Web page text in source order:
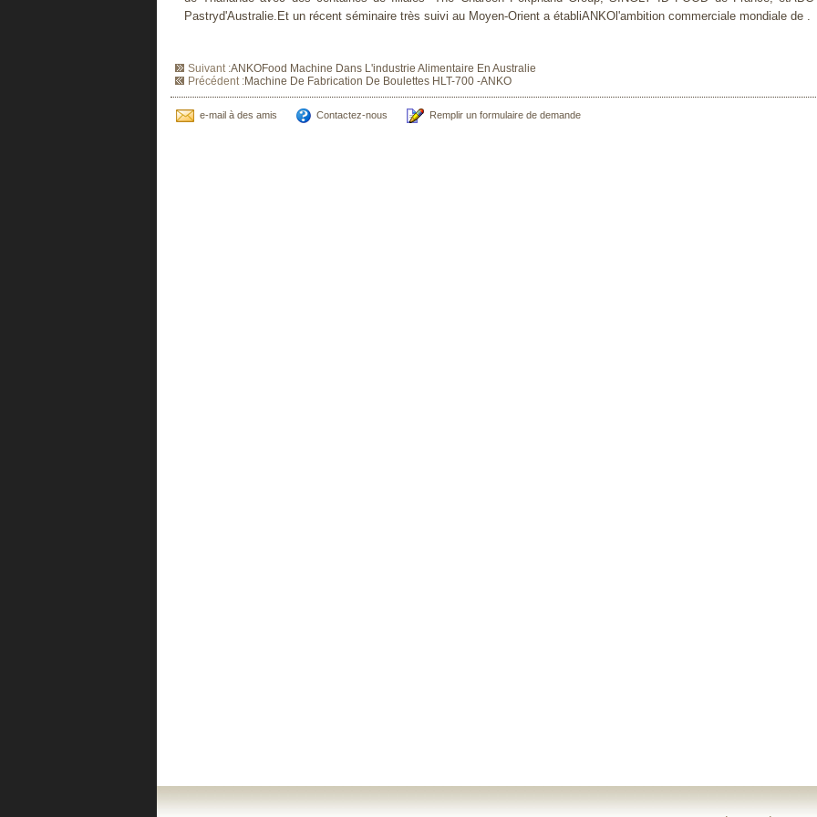
Pastryd'Australie.Et un récent séminaire très suivi au Moyen-Orient a établiANKOl'ambition commerciale mondiale de .
Suivant :ANKOFood Machine Dans L'industrie Alimentaire En Australie
Précédent :Machine De Fabrication De Boulettes HLT-700 -ANKO
e-mail à des amis Contactez-nous Remplir un formulaire de demande